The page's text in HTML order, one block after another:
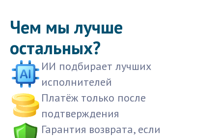
Чем мы лучше
остальных?
ИИ подбирает лучших
исполнителей
Платёж только после
подтверждения
Гарантия возврата, если